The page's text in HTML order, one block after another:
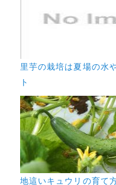
里芋の栽培は夏場の水
ト
地這いキュウリの育て